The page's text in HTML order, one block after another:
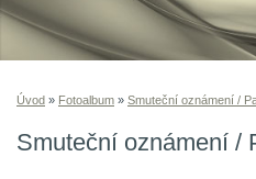
Úvod » Fotoalbum » Smuteční oznámení /
Smuteční oznámení /